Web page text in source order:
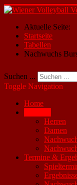
Aktuelle Seite:
Startseite
Tabellen
Nachwuchs
Suchen ...
Toggle Navigation
Home
Herren
Damen
Termine &